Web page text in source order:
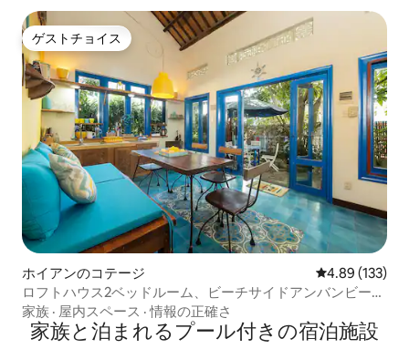
ゲストチョイス
ゲストチョイス
ホイアンのコテージ レビュー133
4.89 (133)
ロフトハウス2ベッドルーム、ビーチサイドアンバンビーチ
- ホイアン
家族 · 屋内スペース ·情報の正確さ
家族と泊まれるプール付きの宿泊施設